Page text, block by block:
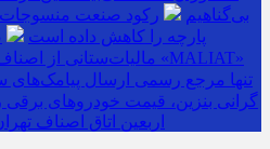
بی‌گناهیم
رکود صنعت
پارچه را کاهش داده است
مالیات‌ستانی از
تنها مرجع رسمی ارسال پیامک‌های
گرانی بنزین، قیمت خودروهای برقی را
اربعین اتاق اصناف